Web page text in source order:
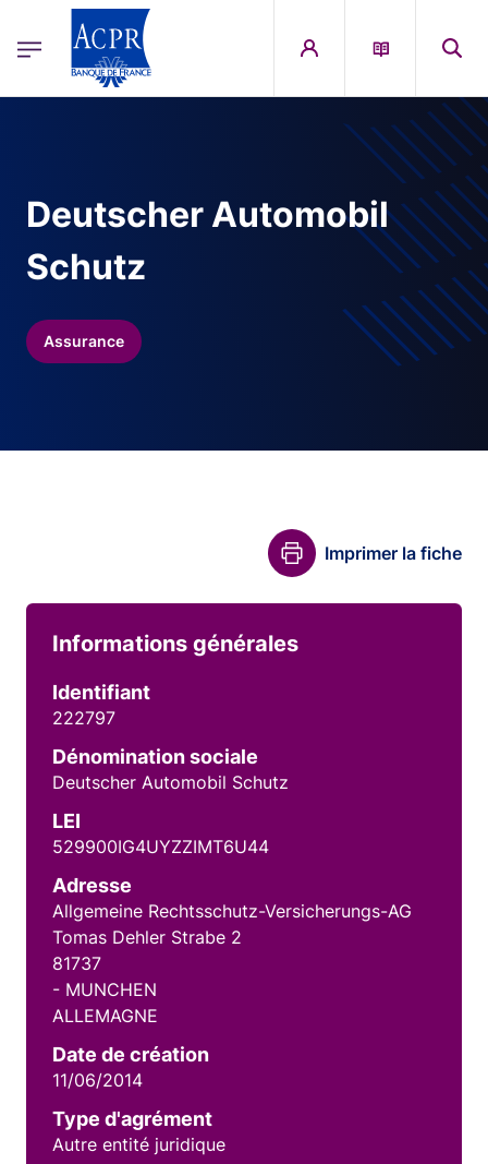
ACPR Menu Principal (French)
Deutscher Automobil
Schutz
Assurance
Imprimer la fiche
Informations générales
Identifiant
222797
Dénomination sociale
Deutscher Automobil Schutz
LEI
529900IG4UYZZIMT6U44
Adresse
Allgemeine Rechtsschutz-Versicherungs-AG
Tomas Dehler Strabe 2
81737
- MUNCHEN
ALLEMAGNE
Date de création
11/06/2014
Type d'agrément
Autre entité juridique